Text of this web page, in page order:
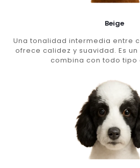
Beige
Una tonalidad intermedia entre
ofrece calidez y suavidad. Es
combina con todo tipo